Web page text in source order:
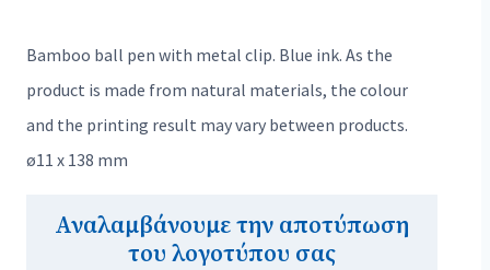
Bamboo ball pen with metal clip. Blue ink. As the
product is made from natural materials, the colour
and the printing result may vary between products.
ø11 x 138 mm
Αναλαμβάνουμε την αποτύπωση
του λογοτύπου σας